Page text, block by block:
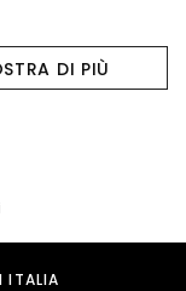
DI PIÙ
ITALIA